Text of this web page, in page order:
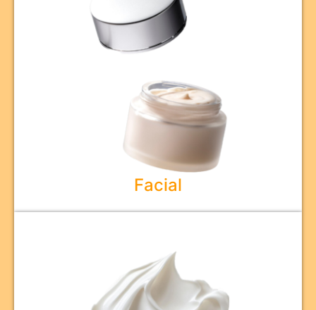
Facial